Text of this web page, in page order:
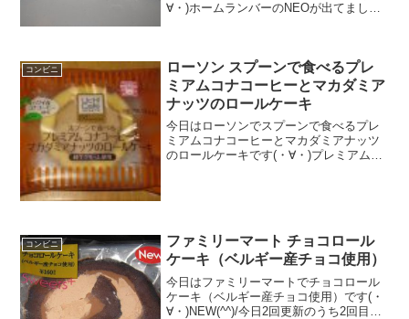
∀・)ホームランバーのNEOが出てました
コンビニ
ローソン スプーンで食べるプレ
ミアムコナコーヒーとマカダミア
ナッツのロールケーキ
今日はローソンでスプーンで食べるプレ
ミアムコナコーヒーとマカダミアナッツ
のロールケーキです(・∀・)プレミアムロ
コンビニ
ファミリーマート チョコロール
ケーキ（ベルギー産チョコ使用）
今日はファミリーマートでチョコロール
ケーキ（ベルギー産チョコ使用）です(・
∀・)NEW(^^)/今日2回更新のうち2回目の